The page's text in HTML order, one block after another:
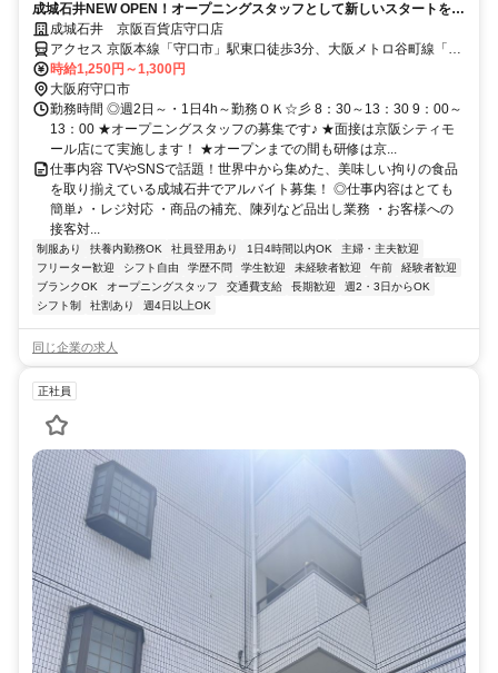
成城石井NEW OPEN！オープニングスタッフとして新しいスタートを♪
週2日・4h～無理なく自分らしく働く
成城石井 京阪百貨店守口店
アクセス 京阪本線「守口市」駅東口徒歩3分、大阪メトロ谷町線「守
口」駅徒歩7分
時給1,250円～1,300円
大阪府守口市
勤務時間 ◎週2日～・1日4h～勤務ＯＫ☆彡 8：30～13：30 9：00～
13：00 ★オープニングスタッフの募集です♪ ★面接は京阪シティモ
ール店にて実施します！ ★オープンまでの間も研修は京...
仕事内容 TVやSNSで話題！世界中から集めた、美味しい拘りの食品
を取り揃えている成城石井でアルバイト募集！ ◎仕事内容はとても
簡単♪ ・レジ対応 ・商品の補充、陳列など品出し業務 ・お客様への
接客対...
制服あり 扶養内勤務OK 社員登用あり 1日4時間以内OK
主婦・主夫歓迎
フリーター歓迎
シフト自由 学歴不問 学生歓迎 未経験者歓迎 午前
経験者歓迎
ブランクOK
オープニングスタッフ 交通費支給 長期歓迎
週2・3日からOK
シフト制
社割あり 週4日以上OK
同じ企業の求人
正社員